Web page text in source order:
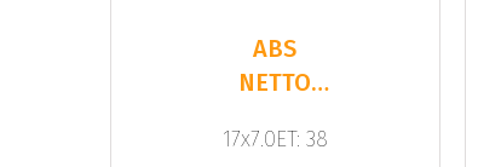
ABS
NETTO
GLOSS
17x7.0ET: 38